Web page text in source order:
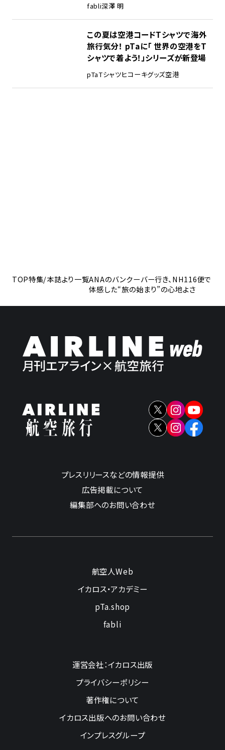
fabli深澤 明
この夏は空港コードTシャツで海外
旅行気分！ pTaに「 世界の空港をT
シャツで着よう！」シリーズが新登場
pTaTシャツヒコーキグッズ空港
TOP特集/本誌より一覧ANAのバンクーバー行き、NH116便で
体感した“旅の始まり”の心地よさ
プレスリリースなどの情報提供
広告掲載について
編集部へのお問い合わせ
航空人Web
イカロス・アカデミー
pTa.shop
fabli
運営会社：イカロス出版
プライバシーポリシー
著作権について
イカロス出版へのお問い合わせ
インプレスグループ